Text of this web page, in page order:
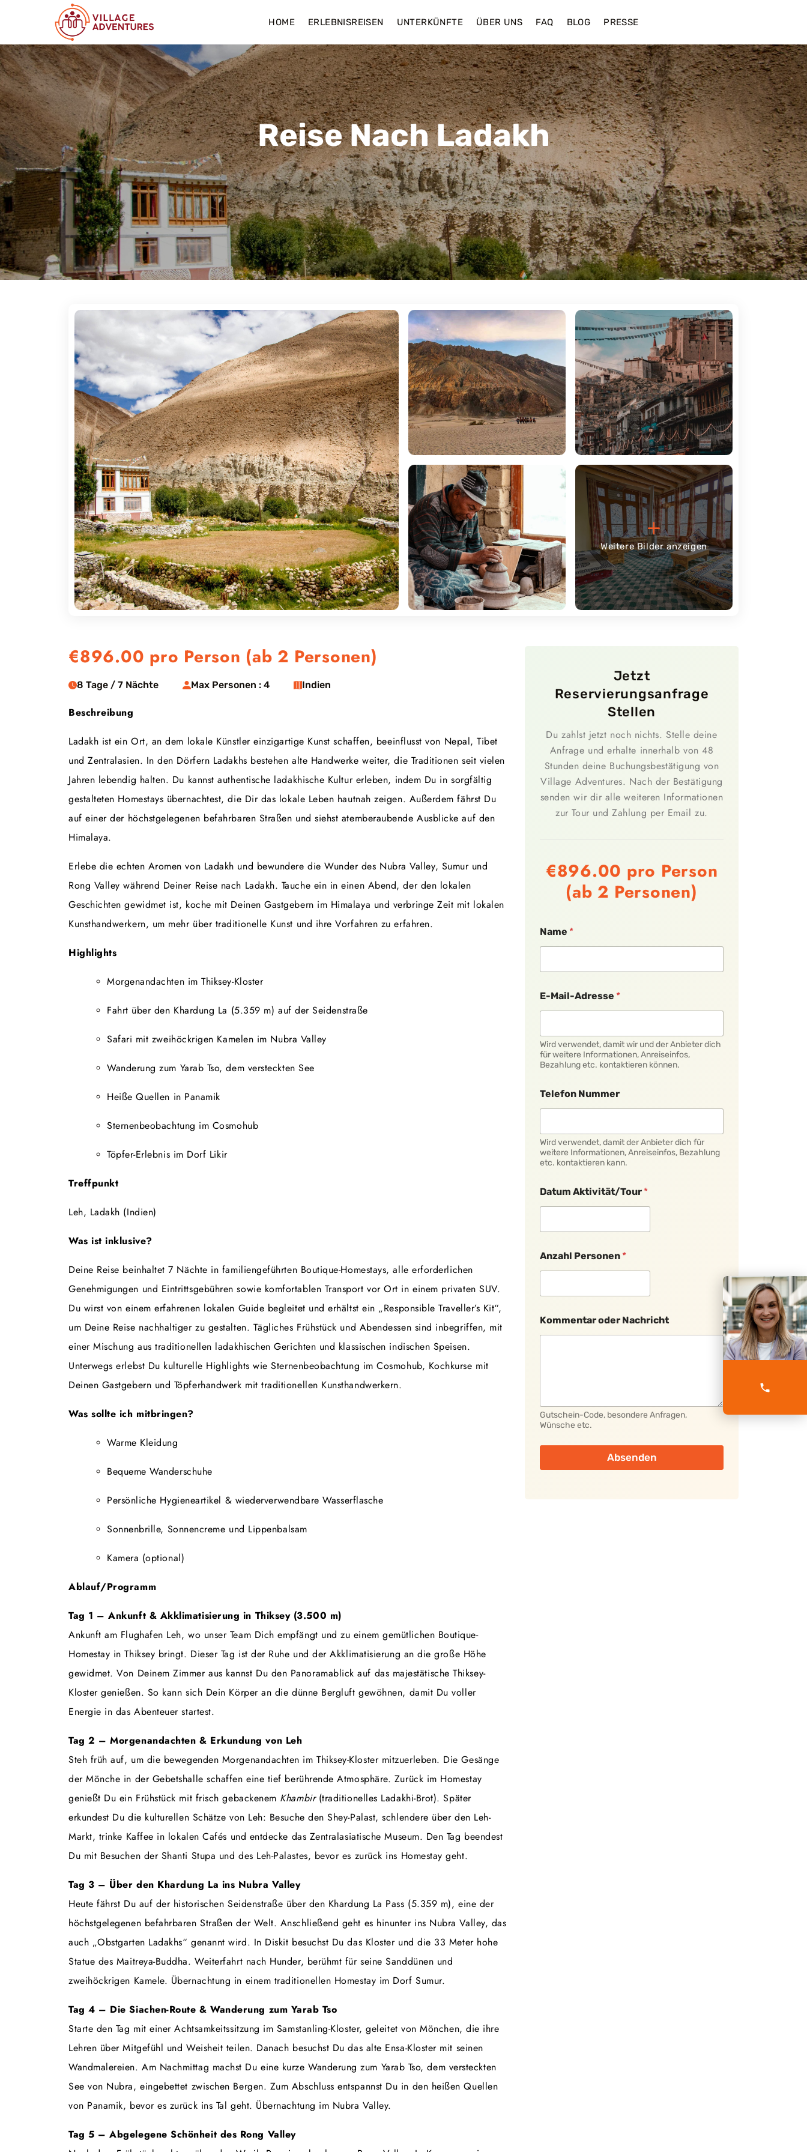
HOME ERLEBNISREISEN UNTERKÜNFTE ÜBER UNS FAQ BLOG PRESSE
Reise Nach Ladakh
Weitere Bilder anzeigen
€896.00 pro Person (ab 2 Personen)
8 Tage / 7 Nächte Max Personen : 4 Indien
Beschreibung
Ladakh ist ein Ort, an dem lokale Künstler einzigartige Kunst schaffen, beeinflusst von Nepal, Tibet
und Zentralasien. In den Dörfern Ladakhs bestehen alte Handwerke weiter, die Traditionen seit vielen
Jahren lebendig halten. Du kannst authentische ladakhische Kultur erleben, indem Du in sorgfältig
gestalteten Homestays übernachtest, die Dir das lokale Leben hautnah zeigen. Außerdem fährst Du
auf einer der höchstgelegenen befahrbaren Straßen und siehst atemberaubende Ausblicke auf den
Himalaya.
Erlebe die echten Aromen von Ladakh und bewundere die Wunder des Nubra Valley, Sumur und
Rong Valley während Deiner Reise nach Ladakh. Tauche ein in einen Abend, der den lokalen
Geschichten gewidmet ist, koche mit Deinen Gastgebern im Himalaya und verbringe Zeit mit lokalen
Kunsthandwerkern, um mehr über traditionelle Kunst und ihre Vorfahren zu erfahren.
Highlights
Morgenandachten im Thiksey-Kloster
Fahrt über den Khardung La (5.359 m) auf der Seidenstraße
Safari mit zweihöckrigen Kamelen im Nubra Valley
Wanderung zum Yarab Tso, dem versteckten See
Heiße Quellen in Panamik
Sternenbeobachtung im Cosmohub
Töpfer-Erlebnis im Dorf Likir
Treffpunkt
Leh, Ladakh (Indien)
Was ist inklusive?
Deine Reise beinhaltet 7 Nächte in familiengeführten Boutique-Homestays, alle erforderlichen
Genehmigungen und Eintrittsgebühren sowie komfortablen Transport vor Ort in einem privaten SUV.
Du wirst von einem erfahrenen lokalen Guide begleitet und erhältst ein „Responsible Traveller’s Kit“,
um Deine Reise nachhaltiger zu gestalten. Tägliches Frühstück und Abendessen sind inbegriffen, mit
einer Mischung aus traditionellen ladakhischen Gerichten und klassischen indischen Speisen.
Unterwegs erlebst Du kulturelle Highlights wie Sternenbeobachtung im Cosmohub, Kochkurse mit
Deinen Gastgebern und Töpferhandwerk mit traditionellen Kunsthandwerkern.
Was sollte ich mitbringen?
Warme Kleidung
Bequeme Wanderschuhe
Persönliche Hygieneartikel & wiederverwendbare Wasserflasche
Sonnenbrille, Sonnencreme und Lippenbalsam
Kamera (optional)
Ablauf/Programm
Tag 1 – Ankunft & Akklimatisierung in Thiksey (3.500 m)
Ankunft am Flughafen Leh, wo unser Team Dich empfängt und zu einem gemütlichen Boutique-
Homestay in Thiksey bringt. Dieser Tag ist der Ruhe und der Akklimatisierung an die große Höhe
gewidmet. Von Deinem Zimmer aus kannst Du den Panoramablick auf das majestätische Thiksey-
Kloster genießen. So kann sich Dein Körper an die dünne Bergluft gewöhnen, damit Du voller
Energie in das Abenteuer startest.
Tag 2 – Morgenandachten & Erkundung von Leh
Steh früh auf, um die bewegenden Morgenandachten im Thiksey-Kloster mitzuerleben. Die Gesänge
der Mönche in der Gebetshalle schaffen eine tief berührende Atmosphäre. Zurück im Homestay
genießt Du ein Frühstück mit frisch gebackenem Khambir(traditionelles Ladakhi-Brot). Später
erkundest Du die kulturellen Schätze von Leh: Besuche den Shey-Palast, schlendere über den Leh-
Markt, trinke Kaffee in lokalen Cafés und entdecke das Zentralasiatische Museum. Den Tag beendest
Du mit Besuchen der Shanti Stupa und des Leh-Palastes, bevor es zurück ins Homestay geht.
Tag 3 – Über den Khardung La ins Nubra Valley
Heute fährst Du auf der historischen Seidenstraße über den Khardung La Pass (5.359 m), eine der
höchstgelegenen befahrbaren Straßen der Welt. Anschließend geht es hinunter ins Nubra Valley, das
auch „Obstgarten Ladakhs“ genannt wird. In Diskit besuchst Du das Kloster und die 33 Meter hohe
Statue des Maitreya-Buddha. Weiterfahrt nach Hunder, berühmt für seine Sanddünen und
zweihöckrigen Kamele. Übernachtung in einem traditionellen Homestay im Dorf Sumur.
Tag 4 – Die Siachen-Route & Wanderung zum Yarab Tso
Starte den Tag mit einer Achtsamkeitssitzung im Samstanling-Kloster, geleitet von Mönchen, die ihre
Lehren über Mitgefühl und Weisheit teilen. Danach besuchst Du das alte Ensa-Kloster mit seinen
Wandmalereien. Am Nachmittag machst Du eine kurze Wanderung zum Yarab Tso, dem versteckten
See von Nubra, eingebettet zwischen Bergen. Zum Abschluss entspannst Du in den heißen Quellen
von Panamik, bevor es zurück ins Tal geht. Übernachtung im Nubra Valley.
Tag 5 – Abgelegene Schönheit des Rong Valley
Jetzt
Reservierungsanfrage
Stellen
Du zahlst jetzt noch nichts. Stelle deine
Anfrage und erhalte innerhalb von 48
Stunden deine Buchungsbestätigung von
Village Adventures. Nach der Bestätigung
senden wir dir alle weiteren Informationen
zur Tour und Zahlung per Email zu.
€896.00 pro Person
(ab 2 Personen)
Name *
u
m
e
r
N
a
h
r
i
h
t
A
n
a
h
E-Mail-Adresse *
Wird verwendet, damit wir und der Anbieter dich
für weitere Informationen, Anreiseinfos,
Bezahlung etc. kontaktieren können.
Telefon Nummer
Wird verwendet, damit der Anbieter dich für
weitere Informationen, Anreiseinfos, Bezahlung
etc. kontaktieren kann.
Datum Aktivität/Tour *
Anzahl Personen *
Kommentar oder Nachricht
Gutschein-Code, besondere Anfragen,
Wünsche etc.
Absenden